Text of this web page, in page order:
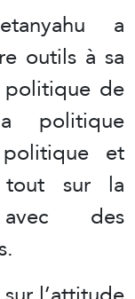
a
outils à sa
de
politique
politique et
tout sur la
des